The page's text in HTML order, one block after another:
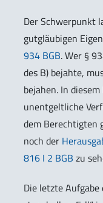
Der Schwerpunkt
gutgläubigen
934 BGB. Wer §
des B) bejahte,
bejahen. In
unentgeltliche
dem Berechtigten
noch der
816 I 2 BGB zu
Die letzte